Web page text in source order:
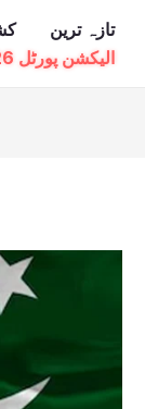
تازہ ترین
الیکشن پورٹل 26